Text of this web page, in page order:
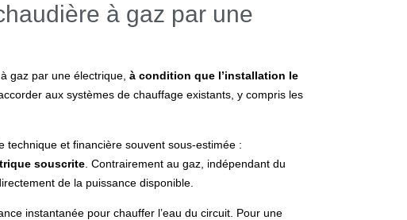
à gaz par une
gaz par une électrique, à condition que l’installation le
aux systèmes de chauffage existants, y compris les
technique et financière souvent sous-estimée :
souscrite. Contrairement au gaz, indépendant du
de la puissance disponible.
instantanée pour chauffer l’eau du circuit. Pour une